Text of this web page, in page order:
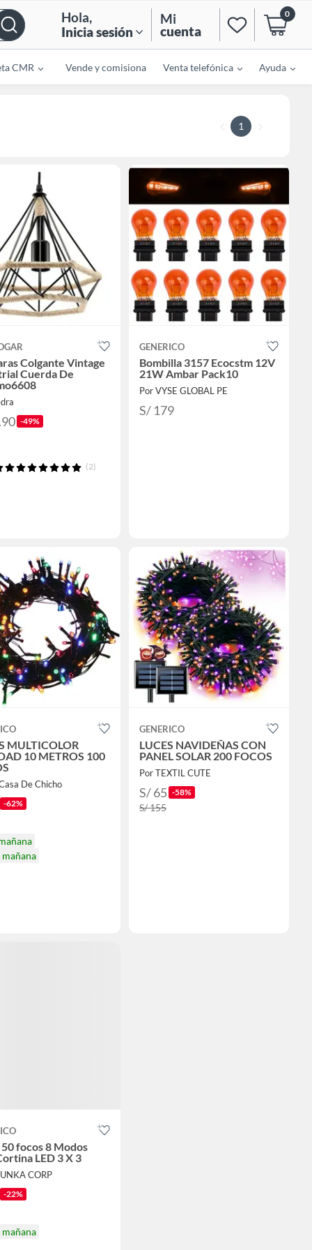
Hola,
Inicia sesión
Mi
cuenta
0
CMR Vende y comisiona Venta telefónica Ayuda
1
Colgante Vintage
Cuerda De
-49%
(2)
GENERICO
Bombilla 3157 Ecocstm 12V
21W Ambar Pack10
Por VYSE GLOBAL PE
S/ 179
MULTICOLOR
10 METROS 100
De Chicho
-62%
GENERICO
LUCES NAVIDEÑAS CON
PANEL SOLAR 200 FOCOS
Por TEXTIL CUTE
S/ 65 -58%
S/ 155
focos 8 Modos
LED 3 X 3
CORP
-22%